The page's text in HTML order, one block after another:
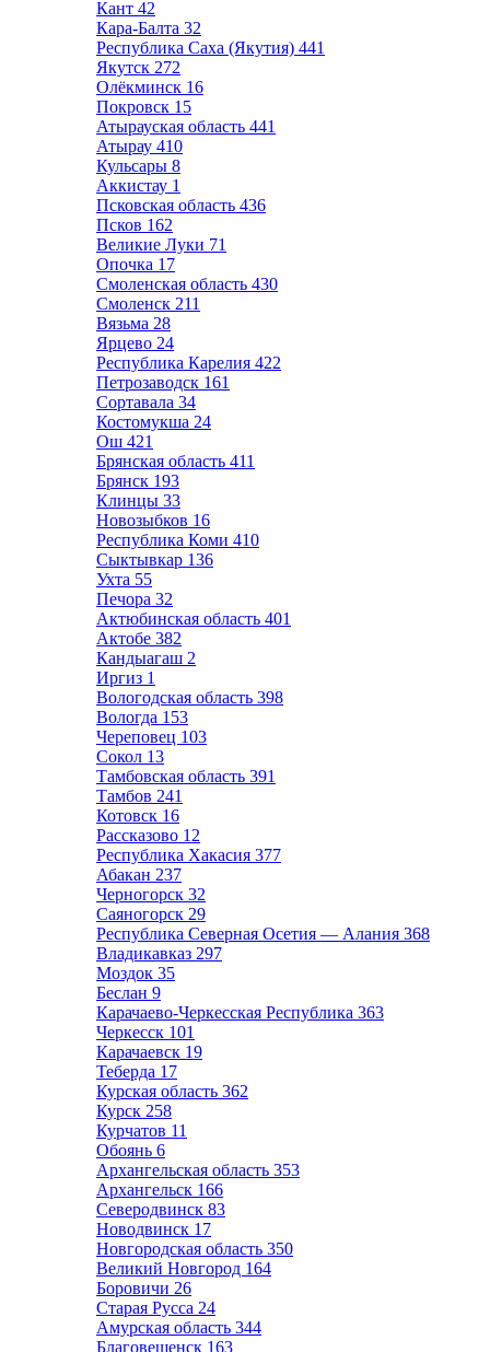
Кант 42
Кара-Балта 32
Республика Саха (Якутия) 441
Якутск 272
Олёкминск 16
Покровск 15
Атырауская область 441
Атырау 410
Кульсары 8
Аккистау 1
Псковская область 436
Псков 162
Великие Луки 71
Опочка 17
Смоленская область 430
Смоленск 211
Вязьма 28
Ярцево 24
Республика Карелия 422
Петрозаводск 161
Сортавала 34
Костомукша 24
Ош 421
Брянская область 411
Брянск 193
Клинцы 33
Новозыбков 16
Республика Коми 410
Сыктывкар 136
Ухта 55
Печора 32
Актюбинская область 401
Актобе 382
Кандыагаш 2
Иргиз 1
Вологодская область 398
Вологда 153
Череповец 103
Сокол 13
Тамбовская область 391
Тамбов 241
Котовск 16
Рассказово 12
Республика Хакасия 377
Абакан 237
Черногорск 32
Саяногорск 29
Республика Северная Осетия — Алания 368
Владикавказ 297
Моздок 35
Беслан 9
Карачаево-Черкесская Республика 363
Черкесск 101
Карачаевск 19
Теберда 17
Курская область 362
Курск 258
Курчатов 11
Обоянь 6
Архангельская область 353
Архангельск 166
Северодвинск 83
Новодвинск 17
Новгородская область 350
Великий Новгород 164
Боровичи 26
Старая Русса 24
Амурская область 344
Благовещенск 163